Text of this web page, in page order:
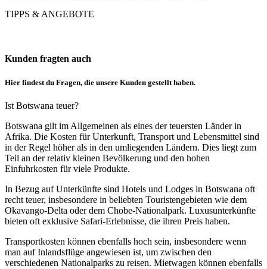
TIPPS & ANGEBOTE
Kunden fragten auch
Hier findest du Fragen, die unsere Kunden gestellt haben.
Ist Botswana teuer?
Botswana gilt im Allgemeinen als eines der teuersten Länder in
Afrika. Die Kosten für Unterkunft, Transport und Lebensmittel sind
in der Regel höher als in den umliegenden Ländern. Dies liegt zum
Teil an der relativ kleinen Bevölkerung und den hohen
Einfuhrkosten für viele Produkte.
In Bezug auf Unterkünfte sind Hotels und Lodges in Botswana oft
recht teuer, insbesondere in beliebten Touristengebieten wie dem
Okavango-Delta oder dem Chobe-Nationalpark. Luxusunterkünfte
bieten oft exklusive Safari-Erlebnisse, die ihren Preis haben.
Transportkosten können ebenfalls hoch sein, insbesondere wenn
man auf Inlandsflüge angewiesen ist, um zwischen den
verschiedenen Nationalparks zu reisen. Mietwagen können ebenfalls